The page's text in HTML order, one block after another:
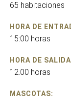
65 habitaciones
HORA DE
15:00 horas
HORA DE
12.00 horas
MASCOTAS: